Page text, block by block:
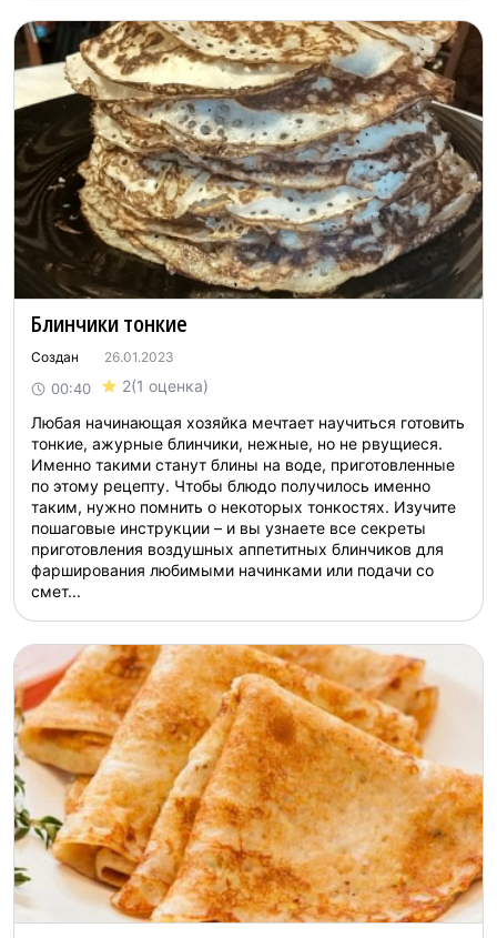
Блинчики тонкие
Создан 26.01.2023
00:40 2(1 оценка)
Любая начинающая хозяйка мечтает научиться готовить
тонкие, ажурные блинчики, нежные, но не рвущиеся.
Именно такими станут блины на воде, приготовленные
по этому рецепту. Чтобы блюдо получилось именно
таким, нужно помнить о некоторых тонкостях. Изучите
пошаговые инструкции – и вы узнаете все секреты
приготовления воздушных аппетитных блинчиков для
фарширования любимыми начинками или подачи со
смет...